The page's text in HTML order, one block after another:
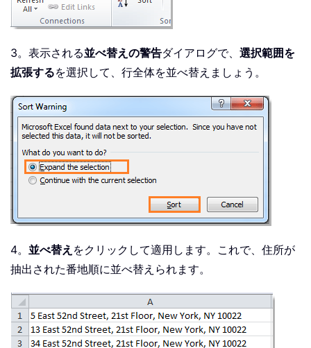
3。表示される並べ替えの警告ダイアログで、 選択範囲を
拡張するを選択して、行全体を並べ替えましょう。
4。 並べ替え をクリックして適用します。これで、住所が
抽出された番地順に並べ替えられます。